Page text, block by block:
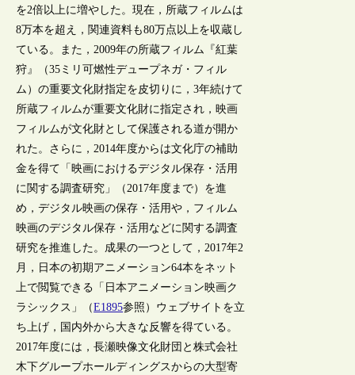
を2倍以上に増やした。現在，所蔵フィルムは
8万本を超え，関連資料も80万点以上を収蔵し
ている。また，2009年の所蔵フィルム『紅葉
狩』（35ミリ可燃性デュープネガ・フィル
ム）の重要文化財指定を皮切りに，3年続けて
所蔵フィルムが重要文化財に指定され，映画
フィルムが文化財として保護される道が開か
れた。さらに，2014年度からは文化庁の補助
金を得て「映画におけるデジタル保存・活用
に関する調査研究」（2017年度まで）を進
め，デジタル映画の保存・活用や，フィルム
映画のデジタル保存・活用などに関する調査
研究を推進した。成果の一つとして，2017年2
月，日本の初期アニメーション64本をネット
上で閲覧できる「日本アニメーション映画ク
ラシックス」（E1895参照）ウェブサイトを立
ち上げ，国内外から大きな反響を得ている。
2017年度には，長瀬映像文化財団と株式会社
木下グループホールディングスからの大型寄